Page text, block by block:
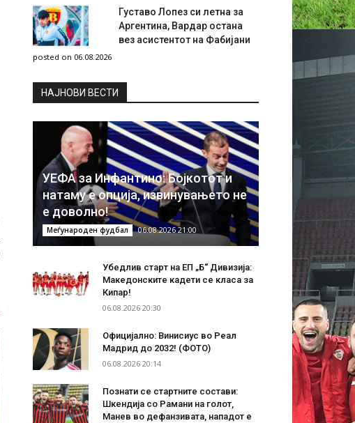
Густаво Лопез си летна за
Аргентина, Вардар остана
вез асистентот на Фабијани
posted on 06.08.2026
НAЈНОВИ ВЕСТИ
УЕФА за Инфантино: Бојкотот и
натаму е опција, извинувањето не
е доволно!
Меѓународен фудбал 06.08.2026 21:00
Убедлив старт на ЕП „Б“ Дивизија:
Македонските кадети се класа за
Кипар!
06.08.2026 20:30
Официјално: Винисиус во Реал
Мадрид до 2032! (ФОТО)
06.08.2026 20:14
Познати се стартните состави:
Шкендија со Рамани на голот,
Манев во дефанзивата, нападот е